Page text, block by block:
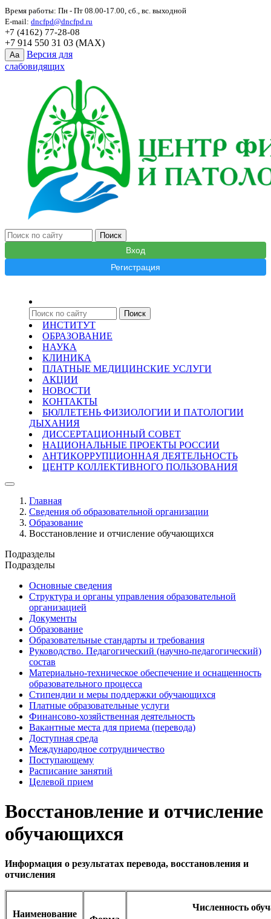
Время работы: Пн - Пт 08.00-17.00, сб., вс. выходной
E-mail: dncfpd@dncfpd.ru
+7 (4162) 77-28-08
+7 914 550 31 03 (MAX)
Aa
Версия для
слабовидящих
Вход
Регистрация
ИНСТИТУТ
ОБРАЗОВАНИЕ
НАУКА
КЛИНИКА
ПЛАТНЫЕ МЕДИЦИНСКИЕ УСЛУГИ
АКЦИИ
НОВОСТИ
КОНТАКТЫ
БЮЛЛЕТЕНЬ ФИЗИОЛОГИИ И ПАТОЛОГИИ
ДЫХАНИЯ
ДИССЕРТАЦИОННЫЙ СОВЕТ
НАЦИОНАЛЬНЫЕ ПРОЕКТЫ РОССИИ
АНТИКОРРУПЦИОННАЯ ДЕЯТЕЛЬНОСТЬ
ЦЕНТР КОЛЛЕКТИВНОГО ПОЛЬЗОВАНИЯ
Главная
Сведения об образовательной организации
Образование
Восстановление и отчисление обучающихся
Подразделы
Подразделы
Основные сведения
Структура и органы управления образовательной
организацией
Документы
Образование
Образовательные стандарты и требования
Руководство. Педагогический (научно-педагогический)
состав
Материально-техническое обеспечение и оснащенность
образовательного процесса
Стипендии и меры поддержки обучающихся
Платные образовательные услуги
Финансово-хозяйственная деятельность
Вакантные места для приема (перевода)
Доступная среда
Международное сотрудничество
Поступающему
Расписание занятий
Целевой прием
Восстановление и отчисление
обучающихся
Информация о результатах перевода, восстановления и
отчисления
Наименование
Численность